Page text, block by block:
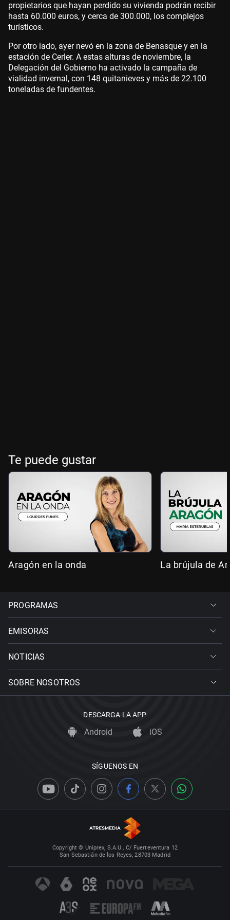
propietarios que hayan perdido su vivienda podrán recibir
hasta 60.000 euros, y cerca de 300.000, los complejos
turísticos.
Por otro lado, ayer nevó en la zona de Benasque y en la
estación de Cerler. A estas alturas de noviembre, la
Delegación del Gobierno ha activado la campaña de
vialidad invernal, con 148 quitanieves y más de 22.100
toneladas de fundentes.
Te puede gustar
Aragón en la onda La brújula de
PROGRAMAS
EMISORAS
NOTICIAS
SOBRE NOSOTROS
DESCARGA LA APP
Android iOS
SÍGUENOS EN
Copyright © Uniprex, S.A.U., C/ Fuerteventura 12
San Sebastián de los Reyes, 28703 Madrid